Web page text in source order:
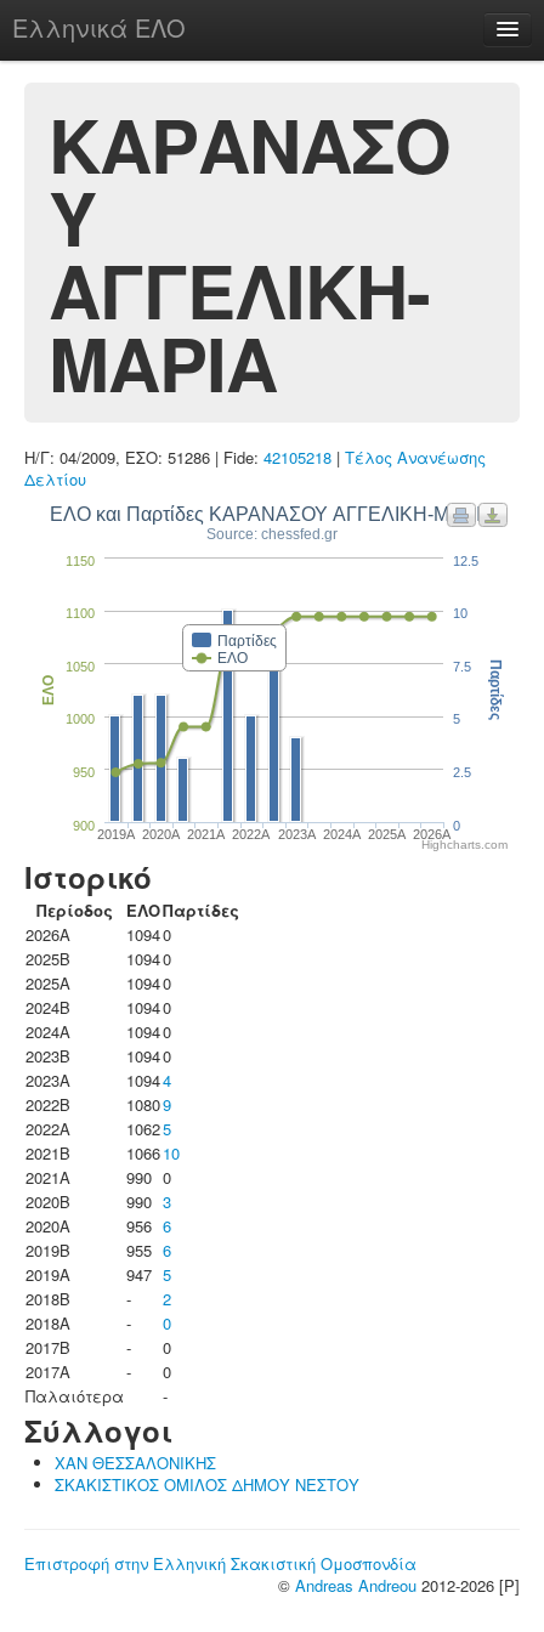
Ελληνικά ΕΛΟ
chesstu.be @ discord
ΚΑΡΑΝΑΣΟ
Υ
ΑΓΓΕΛΙΚΗ-
ΜΑΡΙΑ
Η/Γ: 04/2009, ΕΣΟ: 51286 | Fide: 42105218 | Τέλος Ανανέωσης
Δελτίου
ΕΛΟ και Παρτίδες ΚΑΡΑΝΑΣΟΥ ΑΓΓΕΛΙΚΗ-ΜΑΡΙΑ
Source: chessfed.gr
Παρτίδες
ΕΛΟ
2019A 2020A 2021A 2022A 2023Α 2024A 2025A 2026A
900
950
1000
1050
1100
1150
ΕΛΟ
0
2.5
5
7.5
10
12.5
Παρτίδες
Highcharts.com
Ιστορικό
Περίοδος ΕΛΟΠαρτίδες
2026A
10940
2025B
10940
2025A
10940
2024B
10940
2024A
10940
2023B
10940
2023Α
10944
2022B
10809
2022A
10625
2021B
106610
2021A
990 0
2020B
990 3
2020A
956 6
2019B
955 6
2019A
947 5
2018B
-
2
2018A
-
0
2017B
-
0
2017A
-
0
Παλαιότερα
-
Σύλλογοι
ΧΑΝ ΘΕΣΣΑΛΟΝΙΚΗΣ
ΣΚΑΚΙΣΤΙΚΟΣ ΟΜΙΛΟΣ ΔΗΜΟΥ ΝΕΣΤΟΥ
Επιστροφή στην Ελληνική Σκακιστική Ομοσπονδία
© Andreas Andreou 2012-2026 [P]